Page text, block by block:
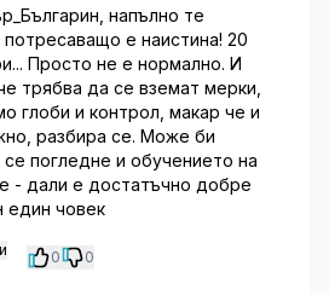
напълно те
е наистина! 20
Просто не е нормално. И
трябва да се вземат мерки,
глоби и контрол, макар че и
разбира се. Може би
погледне и обучението на
- дали е достатъчно добре
един човек
0 0